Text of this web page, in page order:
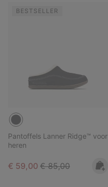
BESTSELLER
Pantoffels Lanner Ridge™ voor
heren
Sale price:
€ 59,00 Regular price:
€ 85,00